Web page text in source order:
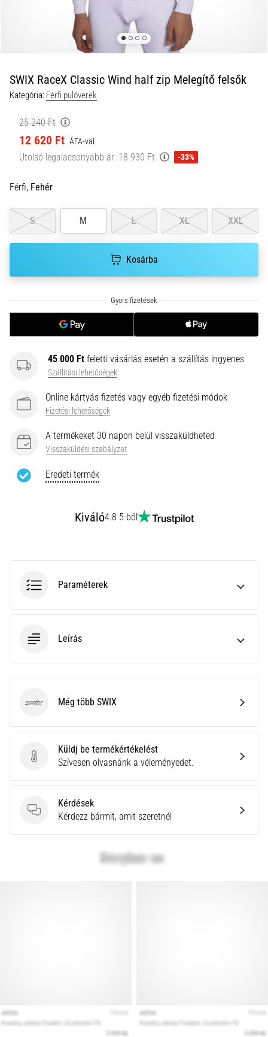
A
gyakorlatban
ingafutás
sebességet,
és
irányváltási
képességet
teszteli.
11 perces olvasási idő
Okok,
megelőzés
futótérd,
más
néven
iliotibiális
gyakori
probléma,
a…
megjelenítése
SWIX RaceX Classic Wind half zip Melegítő felsők
Kategória: Férfi pulóverek
25 240 Ft
12 620 Ft ÁFA-val
Utolsó legalacsonyabb ár: 18 930 Ft -33%
Férfi, Fehér
S M L XL XXL
Kosárba
45 000 Ft feletti vásárlás esetén a szállítás ingyenes
Szállítási lehetőségek
Online kártyás fizetés vagy egyéb fizetési módok
Fizetési lehetőségek
A termékeket 30 napon belül visszaküldheted
Visszaküldési szabályzat
Eredeti termék
Kiváló4.8 5-ből
Paraméterek
Leírás
Küldj be termékértékelést
Küldj be termékértékelést
Szívesen olvasnánk a véleményedet.
Kérdések
Kérdések
Kérdezz bármit, amit szeretnél
SWIX Még több SWIX